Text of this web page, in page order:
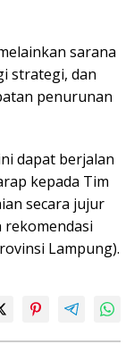
sarana
strategi, dan
penurunan
dapat berjalan
kepada Tim
secara jujur
Lampung).